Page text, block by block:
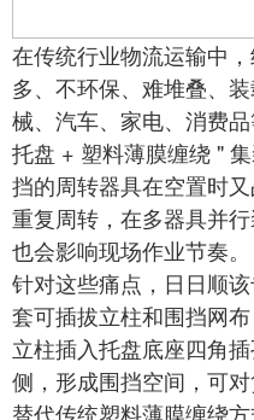
在传统行业物流运输中
多、不环保、难堆叠、
械、汽车、家电、消费
托盘 + 塑料薄膜缠绕 "
挡的周转器具在空置时
重复周转，在多器具并
也会影响现场作业节奏。
针对这些痛点，日日顺
套可插拔立柱和围挡网
立柱插入托盘底座四角
侧，形成围挡空间，可
替代传统塑料薄膜缠绕